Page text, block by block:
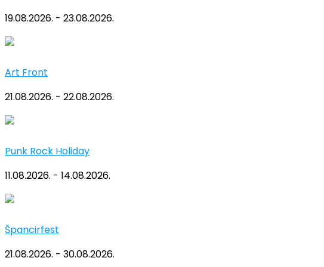
19.08.2026. - 23.08.2026.
Art Front
21.08.2026. - 22.08.2026.
Punk Rock Holiday
11.08.2026. - 14.08.2026.
Špancirfest
21.08.2026. - 30.08.2026.